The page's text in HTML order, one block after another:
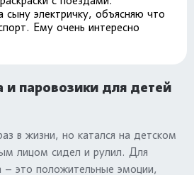
сыну электричку, объясняю что
Ему очень интересно
и паровозики для детей
в жизни, но катался на детском
лицом сидел и рулил. Для
– это положительные эмоции,